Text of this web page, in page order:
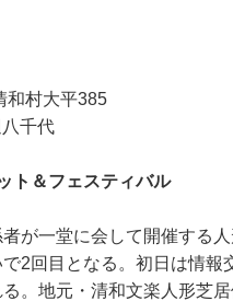
村大平385
千代
ト＆フェスティバル
が一堂に会して開催する
2回目となる。初日は情報
。地元・清和文楽人形芝